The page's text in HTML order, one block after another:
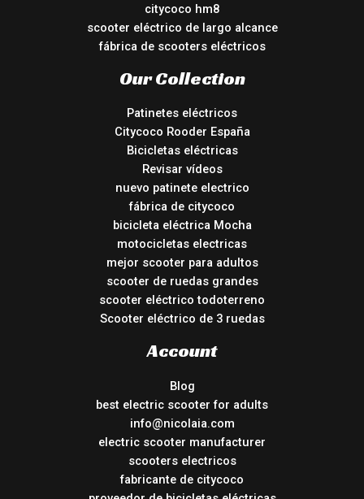
citycoco hm8
scooter eléctrico de largo alcance
fábrica de scooters eléctricos
Our Collection
Patinetes eléctricos
Citycoco Rooder España
Bicicletas eléctricas
Revisar vídeos
nuevo patinete electrico
fábrica de citycoco
bicicleta eléctrica Mocha
motocicletas electricas
mejor scooter para adultos
scooter de ruedas grandes
scooter eléctrico todoterreno
Scooter eléctrico de 3 ruedas
Account
Blog
best electric scooter for adults
info@nicolaia.com
electric scooter manufacturer
scooters electricos
fabricante de citycoco